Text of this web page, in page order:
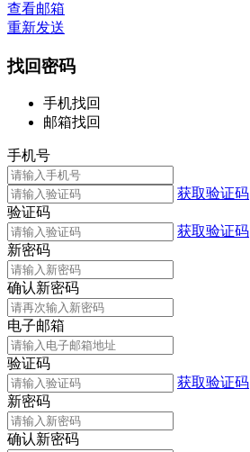
查看邮箱
重新发送
找回密码
手机找回
邮箱找回
手机号
获取验证码
验证码
获取验证码
新密码
确认新密码
电子邮箱
验证码
获取验证码
新密码
确认新密码